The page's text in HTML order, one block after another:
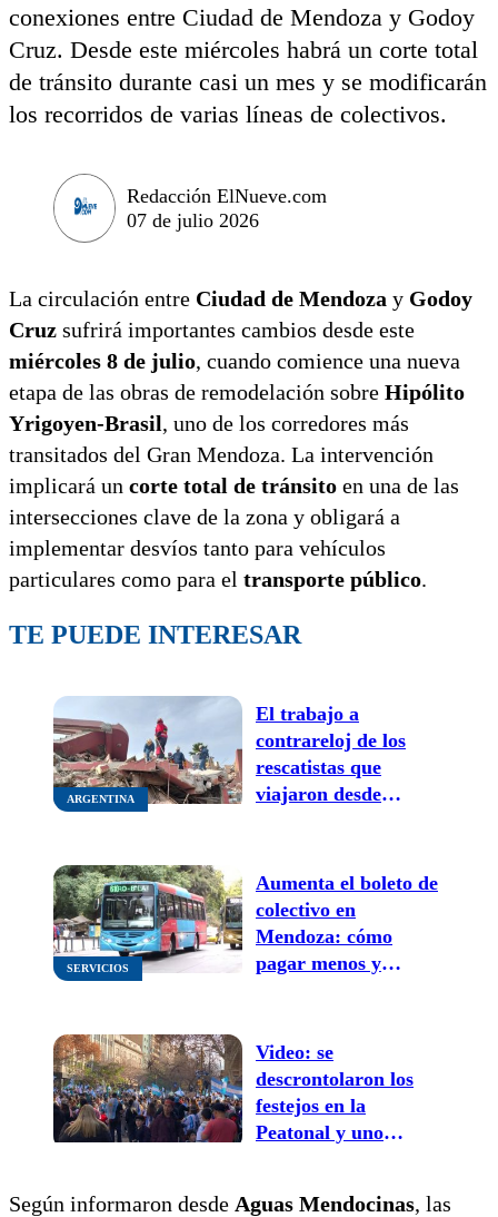
conexiones entre Ciudad de Mendoza y Godoy
Cruz. Desde este miércoles habrá un corte total
de tránsito durante casi un mes y se modificarán
los recorridos de varias líneas de colectivos.
Redacción ElNueve.com
07 de julio 2026
La circulación entre Ciudad de Mendoza y Godoy
Cruz sufrirá importantes cambios desde este
miércoles 8 de julio, cuando comience una nueva
etapa de las obras de remodelación sobre Hipólito
Yrigoyen-Brasil, uno de los corredores más
transitados del Gran Mendoza. La intervención
implicará un corte total de tránsito en una de las
intersecciones clave de la zona y obligará a
implementar desvíos tanto para vehículos
particulares como para el transporte público.
TE PUEDE INTERESAR
ARGENTINA
El trabajo a
contrareloj de los
rescatistas que
viajaron desde
SERVICIOS
Aumenta el boleto de
colectivo en
Mendoza: cómo
pagar menos y
desde julio
Video: se
descrontolaron los
festejos en la
Peatonal y uno
Según informaron desde Aguas Mendocinas, las